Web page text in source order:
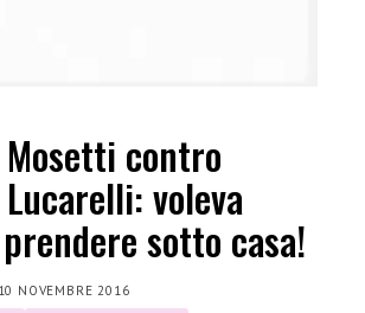
contro
voleva
sotto casa!
10 NOVEMBRE 2016